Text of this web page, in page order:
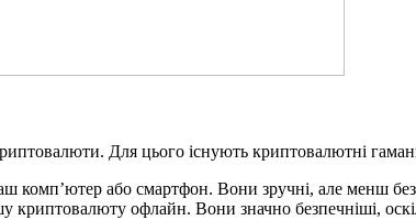
Для цього існують криптовалютні
комп’ютер або смартфон. Вони зручні, але менш
криптовалюту офлайн. Вони значно безпечніші,